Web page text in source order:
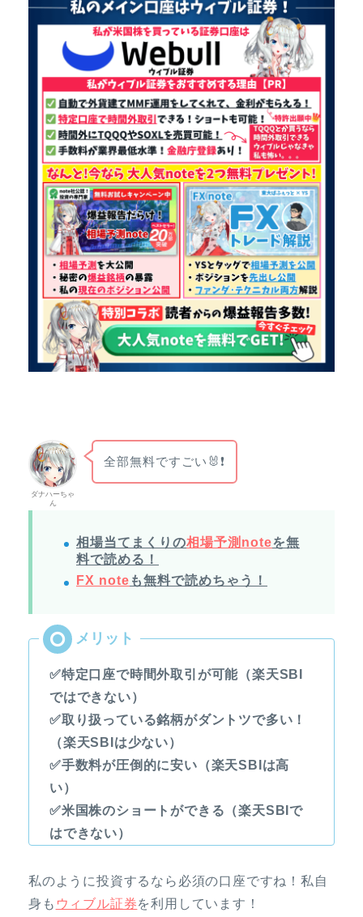
ダナハーちゃ
ん
全部無料ですごい🐰❗
相場当てまくりの相場予測noteを無
料で読める！
FX note も無料で読めちゃう！
✅特定口座で時間外取引が可能（楽天SBI
ではできない）
✅取り扱っている銘柄がダントツで多い！
（楽天SBIは少ない）
✅手数料が圧倒的に安い（楽天SBIは高
い）
✅米国株のショートができる（楽天SBIで
はできない）
私のように投資するなら必須の口座ですね！私自
身も ウィブル証券を利用しています！